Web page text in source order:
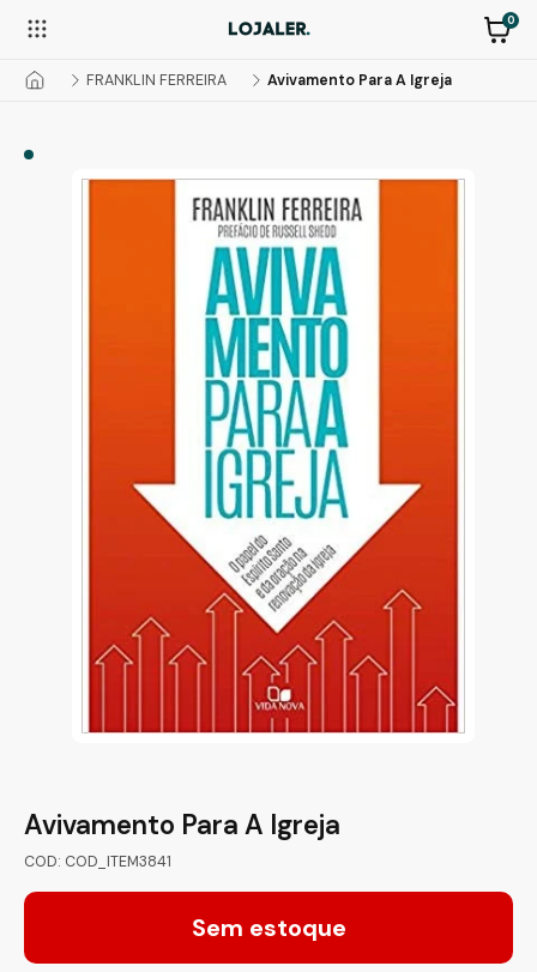
0
FRANKLIN FERREIRA Avivamento Para A Igreja
Avivamento Para A Igreja
COD: COD_ITEM3841
Sem estoque